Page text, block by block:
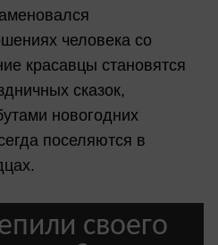
человека со
красавцы становятся
сказок,
новогодних
поселяются в